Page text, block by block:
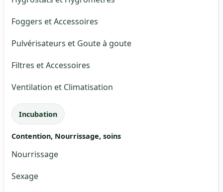
Foggers et Accessoires
Pulvérisateurs et Goute à goute
Filtres et Accessoires
Ventilation et Climatisation
Incubation
Contention, Nourrissage, soins
Nourrissage
Sexage